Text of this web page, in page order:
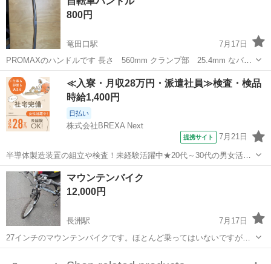
ついて ・現金・カードお取扱い可 ・併売品のため早いもの...
800円
竜田口駅
7月17日
PROMAXのハンドルです 長さ 560mm クランプ部 25.4mm なバー
ハンドルになります 多少の値引き可です。
熊本 熊本市 竜田口駅 その他
≪入寮・月収28万円・派遣社員≫検査・検品
時給1,400円
日払い
株式会社BREXA Next
提携サイト 7月21日
半導体製造装置の組立や検査！未経験活躍中★20代～30代の男女活躍
中★ワンルーム寮完備！赴任旅費会社負担！マイカー通勤OK！無料駐
車場あり！正社員登用あり！《熊本県菊池郡大津町》 人気の工場のお
仕事 ◇半導体製造装置の組立...
熊本 その他
マウンテンバイク
12,000円
長洲駅
7月17日
27インチのマウンテンバイクです。ほとんど乗ってはいないですが倉
庫に保管してました。